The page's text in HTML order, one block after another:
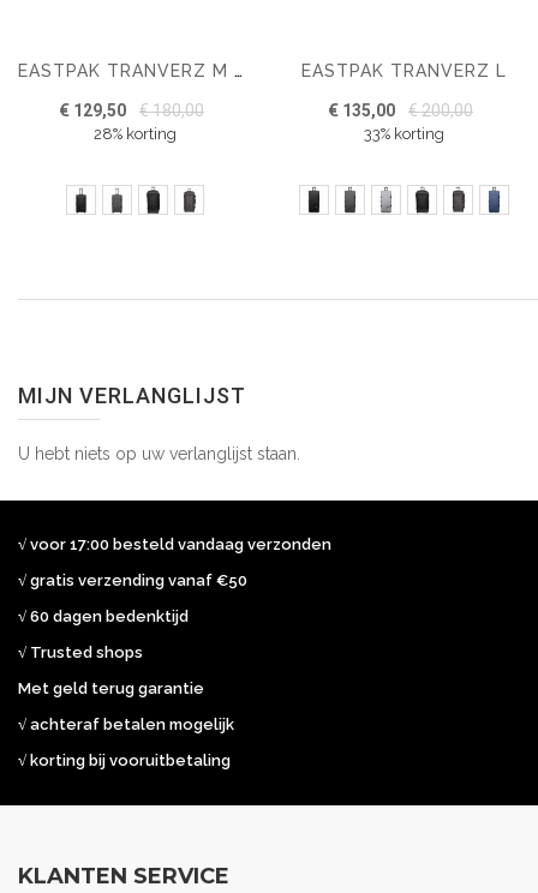
EASTPAK TRANVERZ M TROLLEY
€ 129,50 € 180,00
28% korting
EASTPAK TRANVERZ L
€ 135,00 € 200,00
33% korting
MIJN VERLANGLIJST
U hebt niets op uw verlanglijst staan.
√ voor 17:00 besteld vandaag verzonden
√ gratis verzending vanaf €50
√ 60 dagen bedenktijd
√ Trusted shops
Met geld terug garantie
√ achteraf betalen mogelijk
√ korting bij vooruitbetaling
KLANTEN SERVICE